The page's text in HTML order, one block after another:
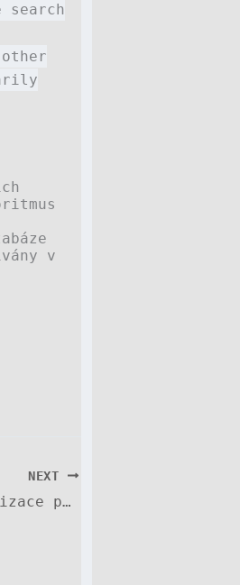
v
NEXT
25.08.2024 Aktualizace picon